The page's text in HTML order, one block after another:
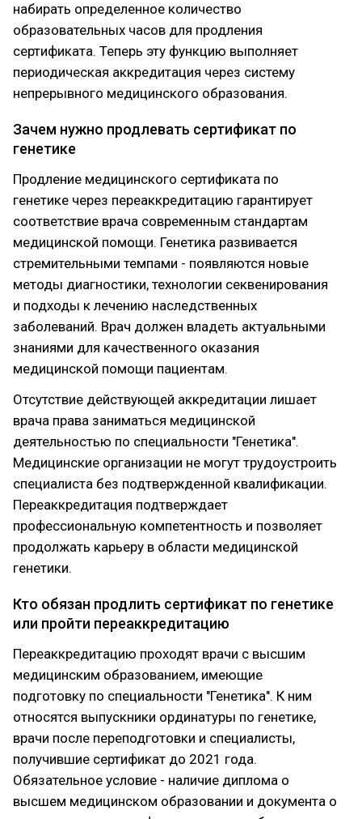
набирать определенное количество
образовательных часов для продления
сертификата. Теперь эту функцию выполняет
периодическая аккредитация через систему
непрерывного медицинского образования.
Зачем нужно продлевать сертификат по
генетике
Продление медицинского сертификата по
генетике через переаккредитацию гарантирует
соответствие врача современным стандартам
медицинской помощи. Генетика развивается
стремительными темпами - появляются новые
методы диагностики, технологии секвенирования
и подходы к лечению наследственных
заболеваний. Врач должен владеть актуальными
знаниями для качественного оказания
медицинской помощи пациентам.
Отсутствие действующей аккредитации лишает
врача права заниматься медицинской
деятельностью по специальности "Генетика".
Медицинские организации не могут трудоустроить
специалиста без подтвержденной квалификации.
Переаккредитация подтверждает
профессиональную компетентность и позволяет
продолжать карьеру в области медицинской
генетики.
Кто обязан продлить сертификат по генетике
или пройти переаккредитацию
Переаккредитацию проходят врачи с высшим
медицинским образованием, имеющие
подготовку по специальности "Генетика". К ним
относятся выпускники ординатуры по генетике,
врачи после переподготовки и специалисты,
получившие сертификат до 2021 года.
Обязательное условие - наличие диплома о
высшем медицинском образовании и документа о